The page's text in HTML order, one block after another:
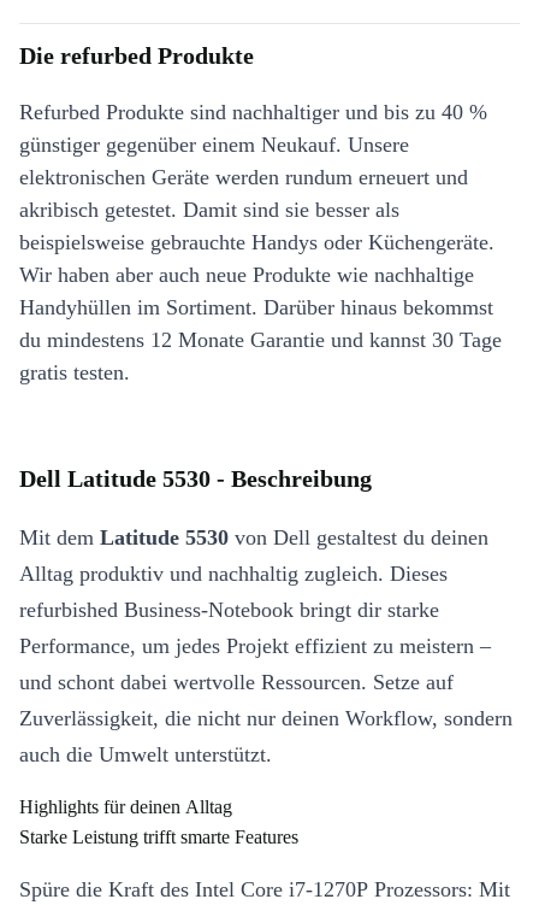
Die refurbed Produkte
Refurbed Produkte sind nachhaltiger und bis zu 40 %
günstiger gegenüber einem Neukauf. Unsere
elektronischen Geräte werden rundum erneuert und
akribisch getestet. Damit sind sie besser als
beispielsweise gebrauchte Handys oder Küchengeräte.
Wir haben aber auch neue Produkte wie nachhaltige
Handyhüllen im Sortiment. Darüber hinaus bekommst
du mindestens 12 Monate Garantie und kannst 30 Tage
gratis testen.
Dell Latitude 5530 - Beschreibung
Mit dem Latitude 5530 von Dell gestaltest du deinen
Alltag produktiv und nachhaltig zugleich. Dieses
refurbished Business-Notebook bringt dir starke
Performance, um jedes Projekt effizient zu meistern –
und schont dabei wertvolle Ressourcen. Setze auf
Zuverlässigkeit, die nicht nur deinen Workflow, sondern
auch die Umwelt unterstützt.
Highlights für deinen Alltag
Starke Leistung trifft smarte Features
Spüre die Kraft des Intel Core i7-1270P Prozessors: Mit